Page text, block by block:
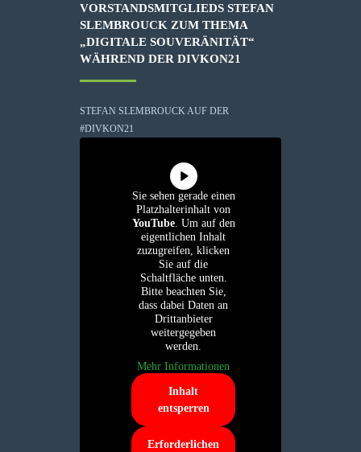
VORSTANDSMITGLIEDS STEFAN
SLEMBROUCK ZUM THEMA
„DIGITALE SOUVERÄNITÄT“
WÄHREND DER DIVKON21
STEFAN SLEMBROUCK AUF DER
#DIVKON21
Sie sehen gerade einen
Platzhalterinhalt von
YouTube. Um auf den
eigentlichen Inhalt
zuzugreifen, klicken
Sie auf die
Schaltfläche unten.
Bitte beachten Sie,
dass dabei Daten an
Drittanbieter
weitergegeben
werden.
Mehr Informationen
Inhalt
entsperren
Erforderlichen